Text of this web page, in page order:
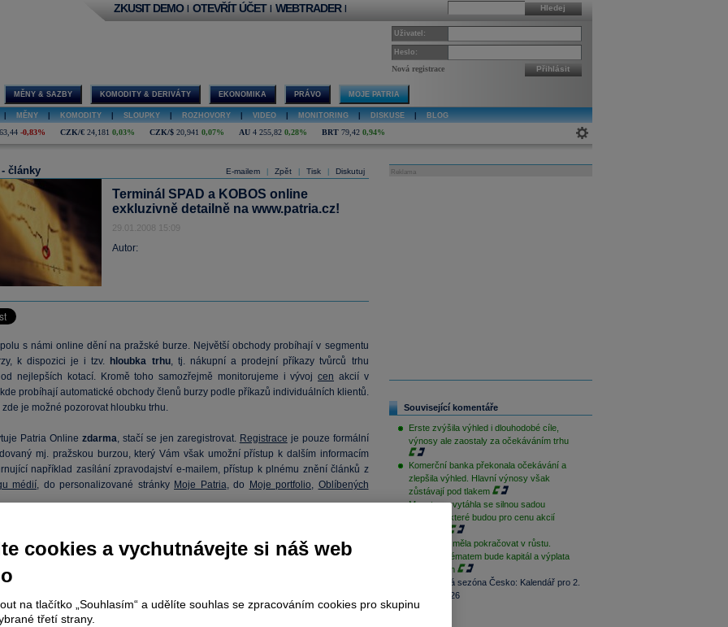
Hledej
ZKUSIT DEMO | OTEVŘÍT ÚČET | WEBTRADER |
Uživatel:
Heslo:
Nová registrace Přihlásit
MĚNY & SAZBY KOMODITY & DERIVÁTY EKONOMIKA PRÁVO MOJE PATRIA
MĚNY KOMODITY SLOUPKY ROZHOVORY VIDEO MONITORING DISKUSE BLOG
-0,83% CZK/€ 24,181 0,03% CZK/$ 20,941 0,07% AU 4 255,82 0,28% BRT 79,42 0,94%
E-mailem Zpět Tisk Diskutuj
- články
Terminál SPAD a KOBOS online
exkluzivně detailně na www.patria.cz!
29.01.2008 15:09
Autor:
s námi online dění na pražské burze. Největší obchody probíhají v segmentu
k dispozici je i tzv. hloubka trhu, tj. nákupní a prodejní příkazy tvůrců trhu
nejlepších kotací. Kromě toho samozřejmě monitorujeme i vývoj cen akcií v
kde probíhají automatické obchody členů burzy podle příkazů individuálních klientů.
zde je možné pozorovat hloubku trhu.
Patria Onlinezdarma, stačí se jen zaregistrovat. Registrace je pouze formální
mj. pražskou burzou, který Vám však umožní přístup k dalším informacím
například zasílání zpravodajství e-mailem, přístup k plnému znění článků z
médií, do personalizované stránky Moje Patria, do Moje portfolio, Oblíbených
kliknutím na ně se dostaneme na příslušnou online stránku.
Reklama
Související komentáře
Erste zvýšila výhled i dlouhodobé cíle,
výnosy ale zaostaly za očekáváním trhu
Komerční banka překonala očekávání a
zlepšila výhled. Hlavní výnosy však
zůstávají pod tlakem
Moneta se vytáhla se silnou sadou
výsledků, které budou pro cenu akcií
Moneta by měla pokračovat v růstu.
Klíčovým tématem bude kapitál a výplata
akcionářům
Výsledková sezóna Česko: Kalendář pro 2.
čtvrtletí 2026
cookies a vychutnávejte si náš web
na tlačítko „Souhlasím“ a udělíte souhlas se zpracováním cookies pro skupinu
třetí strany.